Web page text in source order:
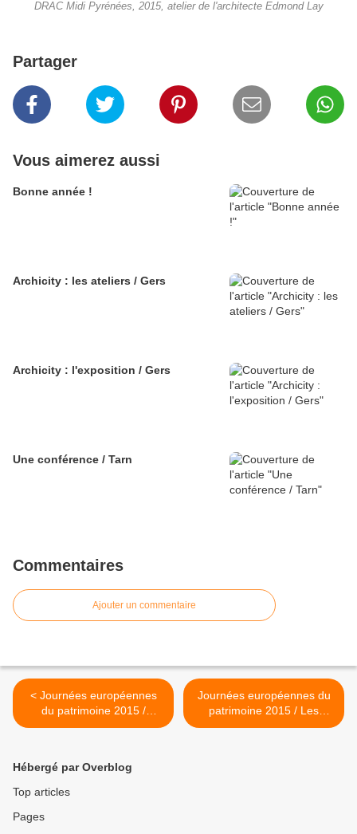
DRAC Midi Pyrénées, 2015, atelier de l'architecte Edmond Lay
Partager
Vous aimerez aussi
Bonne année !
Archicity : les ateliers / Gers
Archicity : l'exposition / Gers
Une conférence / Tarn
Commentaires
Ajouter un commentaire
< Journées européennes
du patrimoine 2015 /
Hautes-Pyrénées
Journées européennes du
patrimoine 2015 / Les
préparatifs / Hautes-
Hébergé par Overblog
Top articles
Pages